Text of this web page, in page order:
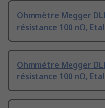
Ohmmètre Megger
résistance 100 nΩ,
Ohmmètre Megger
résistance 100 nΩ,